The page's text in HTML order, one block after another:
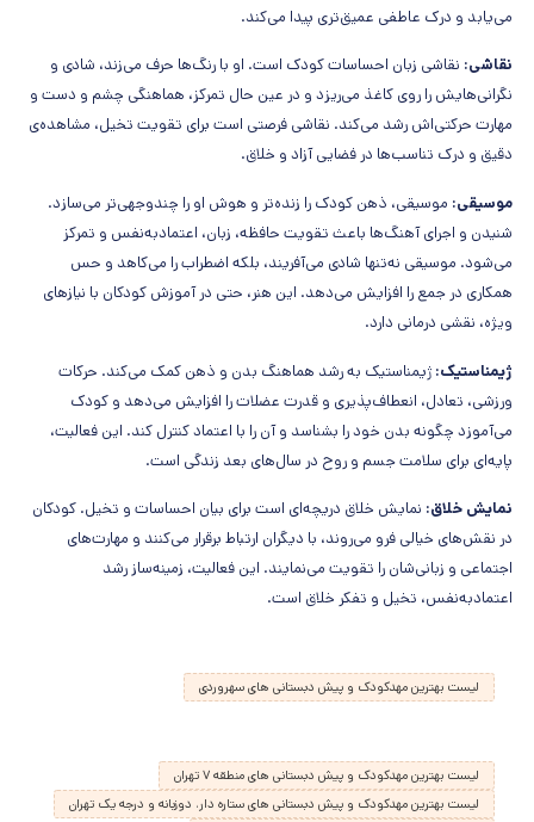
می‌یابد و درک عاطفی عمیق‌تری پیدا می‌کند.
نقاشی: نقاشی زبان احساسات کودک است. او با رنگ‌ها حرف می‌زند، شادی و
نگرانی‌هایش را روی کاغذ می‌ریزد و در عین حال تمرکز، هماهنگی چشم و دست و
مهارت حرکتی‌اش رشد می‌کند. نقاشی فرصتی است برای تقویت تخیل، مشاهده‌ی
دقیق و درک تناسب‌ها در فضایی آزاد و خلاق.
موسیقی: موسیقی، ذهن کودک را زنده‌تر و هوش او را چندوجهی‌تر می‌سازد.
شنیدن و اجرای آهنگ‌ها باعث تقویت حافظه، زبان، اعتمادبه‌نفس و تمرکز
می‌شود. موسیقی نه‌تنها شادی می‌آفریند، بلکه اضطراب را می‌کاهد و حس
همکاری در جمع را افزایش می‌دهد. این هنر، حتی در آموزش کودکان با نیازهای
ویژه، نقشی درمانی دارد.
ژیمناستیک: ژیمناستیک به رشد هماهنگ بدن و ذهن کمک می‌کند. حرکات
ورزشی، تعادل، انعطاف‌پذیری و قدرت عضلات را افزایش می‌دهد و کودک
می‌آموزد چگونه بدن خود را بشناسد و آن را با اعتماد کنترل کند. این فعالیت،
پایه‌ای برای سلامت جسم و روح در سال‌های بعد زندگی است.
نمایش خلاق: نمایش خلاق دریچه‌ای است برای بیان احساسات و تخیل. کودکان
در نقش‌های خیالی فرو می‌روند، با دیگران ارتباط برقرار می‌کنند و مهارت‌های
اجتماعی و زبانی‌شان را تقویت می‌نمایند. این فعالیت، زمینه‌ساز رشد
اعتمادبه‌نفس، تخیل و تفکر خلاق است.
لیست بهترین مهدکودک و پیش دبستانی های سهروردی
لیست بهترین مهدکودک و پیش دبستانی های منطقه ۷ تهران
لیست بهترین مهدکودک و پیش دبستانی های ستاره دار، دوزبانه و درجه یک تهران